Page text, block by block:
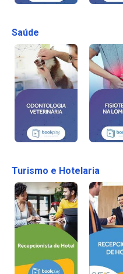
Saúde
Turismo e Hotelaria